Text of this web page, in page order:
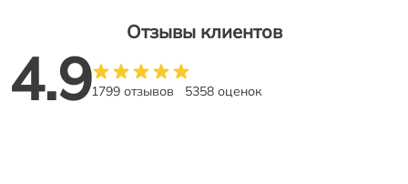
Отзывы клиентов
4.91799 отзывов 5358 оценок